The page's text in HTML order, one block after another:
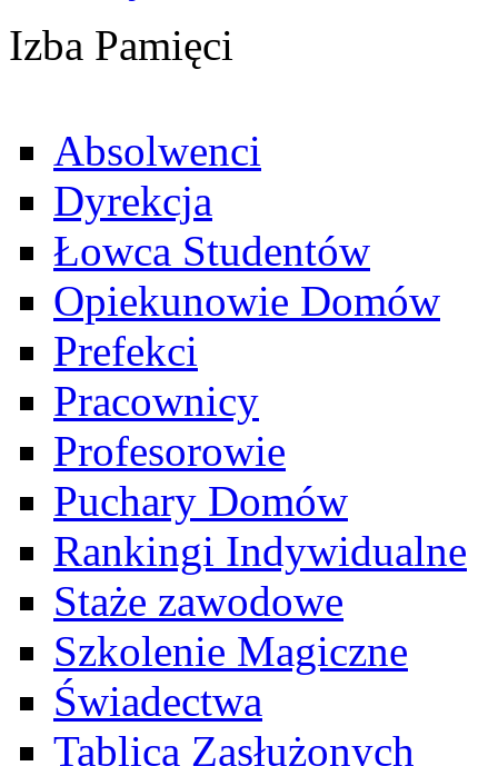
Izba Pamięci
Absolwenci
Dyrekcja
Łowca Studentów
Opiekunowie Domów
Prefekci
Pracownicy
Profesorowie
Puchary Domów
Rankingi Indywidualne
Staże zawodowe
Szkolenie Magiczne
Świadectwa
Tablica Zasłużonych